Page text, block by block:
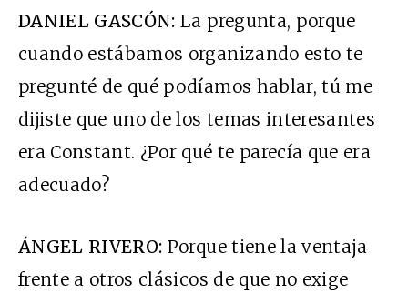
DANIEL GASCÓN: La pregunta, porque
cuando estábamos organizando esto te
pregunté de qué podíamos hablar, tú me
dijiste que uno de los temas interesantes
era Constant. ¿Por qué te parecía que era
adecuado?
ÁNGEL RIVERO: Porque tiene la ventaja
frente a otros clásicos de que no exige